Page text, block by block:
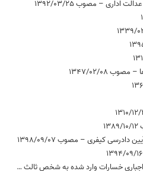
اداری – مصوب 1392/03/25
1347/02/08
آیین‌­نامه اجرایی ماده (3) قانون بیمه اجباری خسارات وارد شده به شخص ثالث در اثر حوادث ناشی از وسایل نقلیه (بیمه حوادث راننده مسبب حادثه) – مصوب 1396/04/28